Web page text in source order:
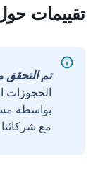
تقييمات
تم التحقق منه
الحجوزات
مع